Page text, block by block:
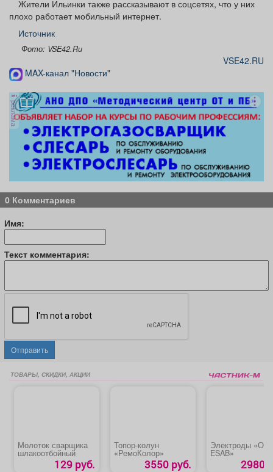
Жители Ильинки также рассказывают в соцсетях, что у них
плохо работает мобильный интернет.
Источник
Фото: VSE42.Ru
VSE42.RU
MAX-канал "Новости"
реклама
0 Комментариев
Имя:
Текст комментария:
Отправить
ТОВАРЫ, СКИДКИ, АКЦИИ
Молоток сварщика
шлакоотбойный
129 руб.
Топор-колун
«РемоКолор»
3550 руб.
Электроды «ОК-
ESAB»
2980